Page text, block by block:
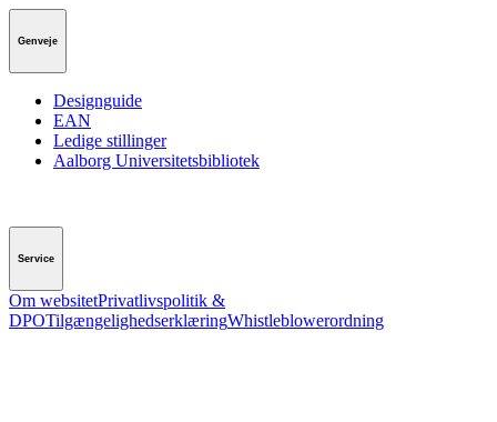
Genveje
Designguide
EAN
Ledige stillinger
Aalborg Universitetsbibliotek
Service
Om websitetPrivatlivspolitik &
DPOTilgængelighedserklæringWhistleblowerordning